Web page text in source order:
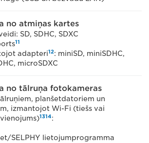
no atmiņas kartes
SD, SDHC, SDXC
11
adapteri12: miniSD, miniSDHC,
microSDXC
no tālruņa fotokameras
planšetdatoriem un
izmantojot Wi-Fi (tiešs vai
1314:
SELPHY lietojumprogramma